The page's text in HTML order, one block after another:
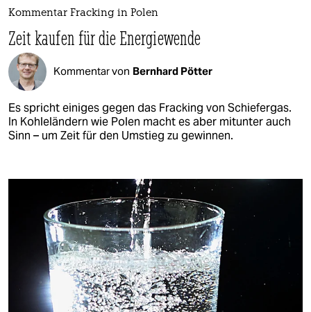
Kommentar Fracking in Polen
Zeit kaufen für die Energiewende
Kommentar von Bernhard Pötter
Es spricht einiges gegen das Fracking von Schiefergas.
In Kohleländern wie Polen macht es aber mitunter auch
Sinn – um Zeit für den Umstieg zu gewinnen.